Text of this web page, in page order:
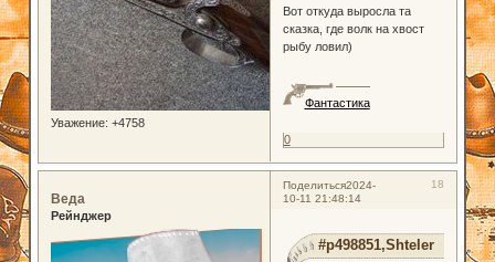
Уважение: +4758
Вот откуда выросла та
сказка, где волк на хвост
рыбу ловил)
Фантастика
0
Поделиться 18
2024-
10-11 21:48:14
Веда
Рейнджер
#p498851,Shteler